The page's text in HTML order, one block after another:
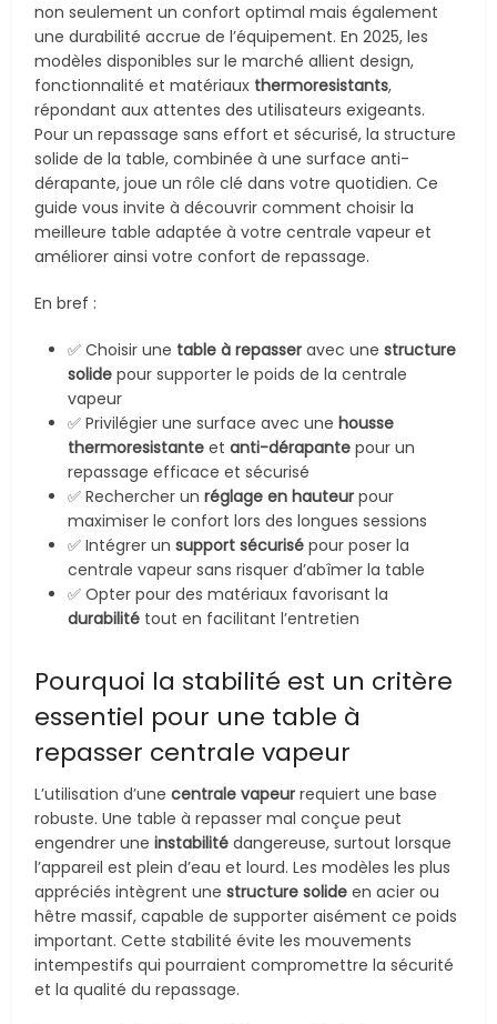
non seulement un confort optimal mais également
une durabilité accrue de l’équipement. En 2025, les
modèles disponibles sur le marché allient design,
fonctionnalité et matériaux thermoresistants,
répondant aux attentes des utilisateurs exigeants.
Pour un repassage sans effort et sécurisé, la structure
solide de la table, combinée à une surface anti-
dérapante, joue un rôle clé dans votre quotidien. Ce
guide vous invite à découvrir comment choisir la
meilleure table adaptée à votre centrale vapeur et
améliorer ainsi votre confort de repassage.
En bref :
✅ Choisir une table à repasser avec unestructure
solide pour supporter le poids de la centrale
vapeur
✅ Privilégier une surface avec unehousse
thermoresistante etanti-dérapante pour un
repassage efficace et sécurisé
✅ Rechercher unréglage en hauteur pour
maximiser le confort lors des longues sessions
✅ Intégrer unsupport sécurisé pour poser la
centrale vapeur sans risquer d’abîmer la table
✅ Opter pour des matériaux favorisant la
durabilité tout en facilitant l’entretien
Pourquoi la stabilité est un critère
essentiel pour une table à
repasser centrale vapeur
L’utilisation d’unecentrale vapeur requiert une base
robuste. Une table à repasser mal conçue peut
engendrer uneinstabilité dangereuse, surtout lorsque
l’appareil est plein d’eau et lourd. Les modèles les plus
appréciés intègrent unestructure solide en acier ou
hêtre massif, capable de supporter aisément ce poids
important. Cette stabilité évite les mouvements
intempestifs qui pourraient compromettre la sécurité
et la qualité du repassage.